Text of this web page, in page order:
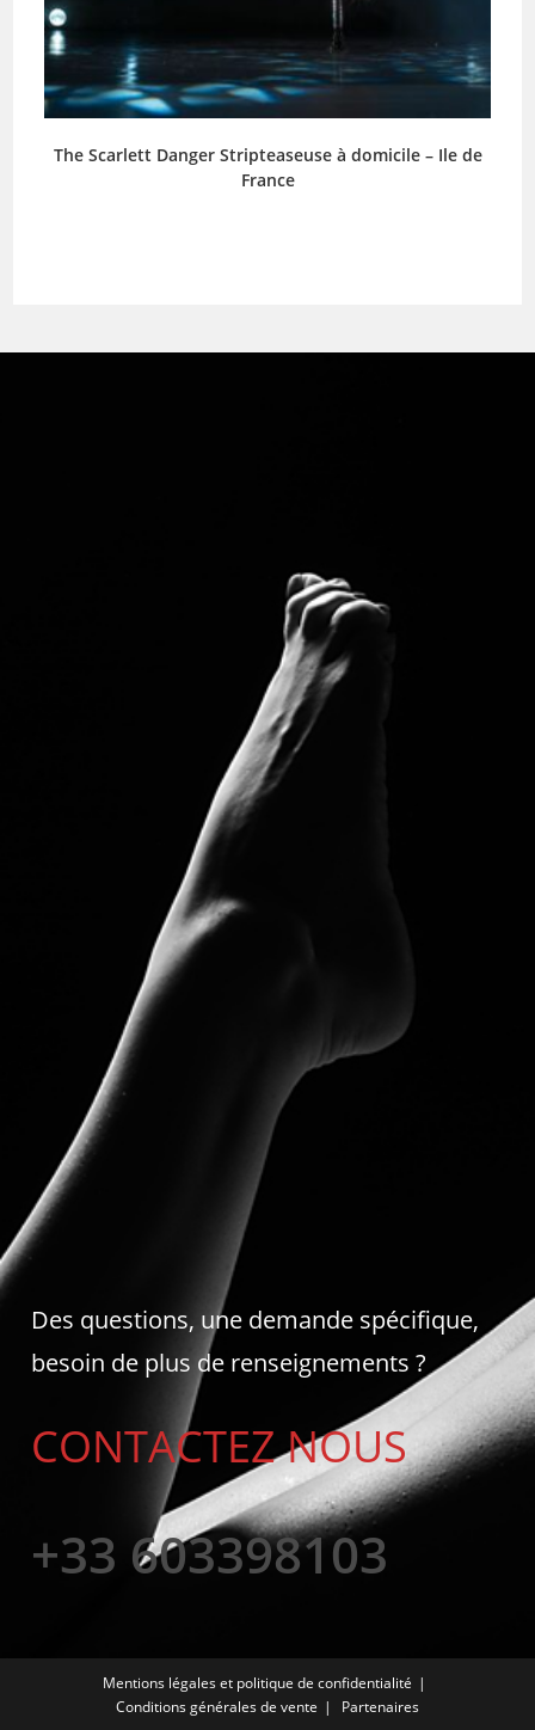
The Scarlett Danger Stripteaseuse à domicile – Ile de
France
Des questions, une demande spécifique,
besoin de plus de renseignements ?
CONTACTEZ NOUS
+33 603398103
Mentions légales et politique de confidentialité
Conditions générales de vente
Partenaires